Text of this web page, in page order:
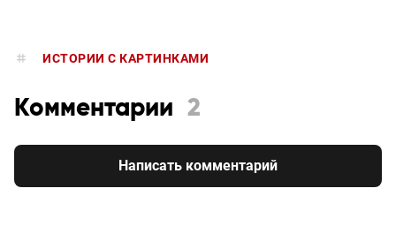
ИСТОРИИ С КАРТИНКАМИ
Комментарии 2
Написать комментарий